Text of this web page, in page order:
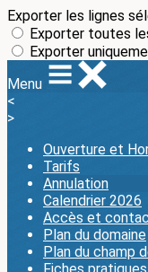
Exporter les lignes
Exporter toutes
Exporter
Menu
<
>
Ouverture et
Tarifs
Annulation
Calendrier 2026
Accès et
Plan du domaine
Plan du champ